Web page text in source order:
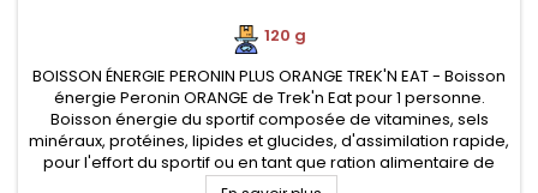
120 g
BOISSON ÉNERGIE PERONIN PLUS ORANGE TREK'N EAT - Boisson
énergie Peronin ORANGE de Trek'n Eat pour 1 personne.
Boisson énergie du sportif composée de vitamines, sels
minéraux, protéines, lipides et glucides, d'assimilation rapide,
pour l'effort du sportif ou en tant que ration alimentaire de
survie